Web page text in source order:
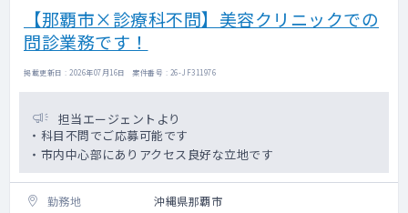
科的処置(胸水穿刺・腹水穿刺)、
は看護師、セカンドを医師が対応
・待機手当10,000円／日 ・出動手当
10,000円／回
【那覇市×診療科不問】美容クリニックでの
問診業務です！
掲載更新日 : 2026年07月16日 案件番号 : 26-JF311976
担当エージェントより
・科目不問でご応募可能です
・市内中心部にありアクセス良好な立地です
勤務地 沖縄県那覇市